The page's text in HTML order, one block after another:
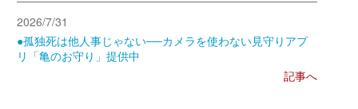
2026/7/31
●孤独死は他人事じゃない──カメラを使わない見守りアプ
リ「亀のお守り」提供中
記事へ